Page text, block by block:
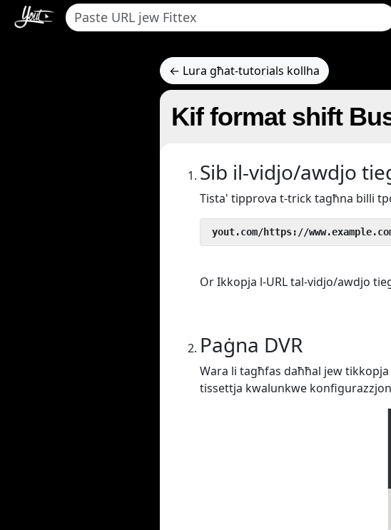
← Lura għat-tutorials kollha
Kif format shift
Sib il-vidjo/awdjo
Tista' tipprova t-trick tagħna billi
yout.com/https://
Or Ikkopja l-URL tal-vidjo/awdjo
Paġna DVR
Wara li tagħfas daħħal jew
tissettja kwalunkwe